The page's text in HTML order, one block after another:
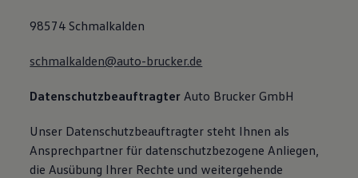
98574 Schmalkalden
schmalkalden@auto-brucker.de
Datenschutzbeauftragter Auto Brucker GmbH
Unser Datenschutzbeauftragter steht Ihnen als
Ansprechpartner für datenschutzbezogene Anliegen,
die Ausübung Ihrer Rechte und weitergehende